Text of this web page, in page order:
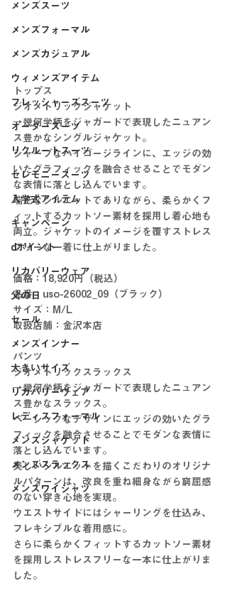
メンズスーツ
メンズフォーマル
メンズカジュアル
ウィメンズアイテム
フレッシャーズスーツ
オーダースーツ
リクルートスーツ
セレモニースーツ
入学式アイテム
キャンペーン
dポイント
リカバリーウェア
父の日
セール
メンズインナー
大きいサイズ
リカバリーウェア
レディスフォーマル
メンズジャケット
メンズスラックス
メンズワイシャツ
トップス
ジオメトリックジャケット
→幾何学柄をジャガードで表現したニュアン
ス豊かなシングルジャケット。
シャープなハイゴージラインに、エッジの効
いたグラフィックを融合させることでモダン
な表情に落とし込んでいます。
端正なシルエットでありながら、柔らかくフ
ィットするカットソー素材を採用し着心地も
両立。ジャケットのイメージを覆すストレス
フリーな一着に仕上がりました。
価格：18,920円（税込）
品番：uso-26002_09（ブラック）
サイズ：M/L
取扱店舗：金沢本店
パンツ
ジオメトリックスラックス
→幾何学柄をジャガードで表現したニュアン
ス豊かなスラックス。
ベーシックなデザインにエッジの効いたグラ
フィックを融合させることでモダンな表情に
落とし込んでいます。
美しいシルエットを描くこだわりのオリジナ
ルパターンは、改良を重ね細身ながら窮屈感
のない穿き心地を実現。
ウエストサイドにはシャーリングを仕込み、
フレキシブルな着用感に。
さらに柔らかくフィットするカットソー素材
を採用しストレスフリーな一本に仕上がりま
した。